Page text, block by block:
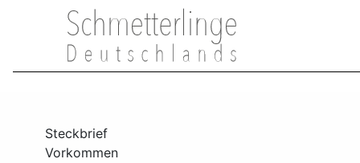
Steckbrief
Vorkommen